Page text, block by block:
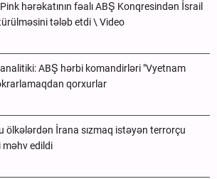
hərəkatının fəalı ABŞ Konqresindən İsrail
tələb etdi \ Video
ABŞ hərbi komandirləri "Vyetnam
qorxurlar
ölkələrdən İrana sızmaq istəyən terrorçu
edildi